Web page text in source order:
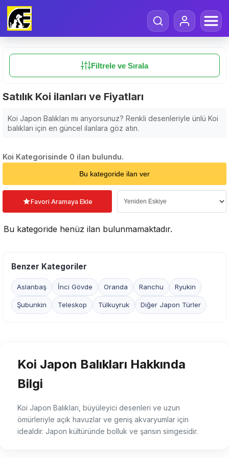
Filtrele ve Sırala
Satılık Koi ilanları ve Fiyatları
Koi Japon Balıkları mı arıyorsunuz? Renkli desenleriyle ünlü Koi
balıkları için en güncel ilanlara göz atın.
Koi Kategorisinde 0 ilan bulundu.
Bu kategoride ilan ver
Favori Aramaya Ekle
Bu kategoride henüz ilan bulunmamaktadır.
Benzer Kategoriler
Aslanbaş İnci Gövde Oranda Ranchu Ryukin
Şubunkin Teleskop Tülkuyruk Diğer Japon Türler
Koi Japon Balıkları Hakkında
Bilgi
Koi Japon Balıkları, büyüleyici desenleri ve uzun
ömürleriyle açık havuzlar ve geniş akvaryumlar için
idealdir. Japon kültüründe bolluk ve şansın simgesidir.